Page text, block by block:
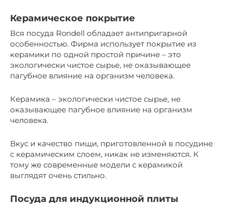
Керамическое покрытие
Вся посуда Rondell обладает антипригарной
особенностью. Фирма использует покрытие из
керамики по одной простой причине – это
экологически чистое сырье, не оказывающее
пагубное влияние на организм человека.
Керамика – экологически чистое сырье, не
оказывающее пагубное влияние на организм
человека.
Вкус и качество пищи, приготовленной в посудине
с керамическим слоем, никак не изменяются. К
тому же современные модели с керамикой
выглядят очень стильно.
Посуда для индукционной плиты